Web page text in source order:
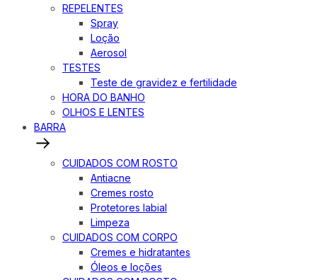
REPELENTES
Spray
Loção
Aerosol
TESTES
Teste de gravidez e fertilidade
HORA DO BANHO
OLHOS E LENTES
BARRA
CUIDADOS COM ROSTO
Antiacne
Cremes rosto
Protetores labial
Limpeza
CUIDADOS COM CORPO
Cremes e hidratantes
Óleos e loções